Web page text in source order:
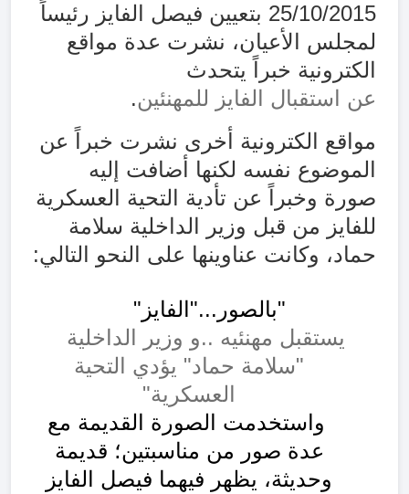
25/10/2015 بتعيين فيصل الفايز رئيساً
لمجلس الأعيان، نشرت عدة مواقع
الكترونية خبراً يتحدث
عن استقبال الفايز للمهنئين.
مواقع الكترونية أخرى نشرت خبراً عن
الموضوع نفسه لكنها أضافت إليه
صورة وخبراً عن تأدية التحية العسكرية
للفايز من قبل وزير الداخلية سلامة
حماد، وكانت عناوينها على النحو التالي:
"بالصور..."الفايز"
يستقبل مهنئيه ..و وزير الداخلية
"سلامة حماد" يؤدي التحية
العسكرية"
واستخدمت الصورة القديمة مع
عدة صور من مناسبتين؛ قديمة
وحديثة، يظهر فيهما فيصل الفايز